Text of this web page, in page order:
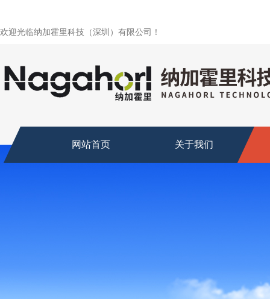
欢迎光临纳加霍里科技（深圳）有限公司！
网站首页 关于我们